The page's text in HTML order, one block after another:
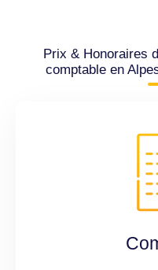
Prix & Honoraires
comptable en